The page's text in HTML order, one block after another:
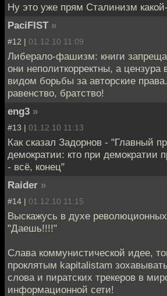
Ну это уже прям Сталинизм
PaciFIST »
#12 | 01.12.10 11:09
Либерало-фашизм: книги
они неполиткорректны, а цензура
видом борьбы за авторские
равенство, братство!
eng3 »
#13 | 01.12.10 11:13
Как сказал Задорнов - "Главный
демократии: кто при демократии
- всё, конец"
Raider »
#14 | 01.12.10 11:15
Выскажусь в духе революционных
"Даешь!!!!"
Слава коммунистической идее,
проклятым kapitalistam
слова и пиратских трекеров в
информационной сети!